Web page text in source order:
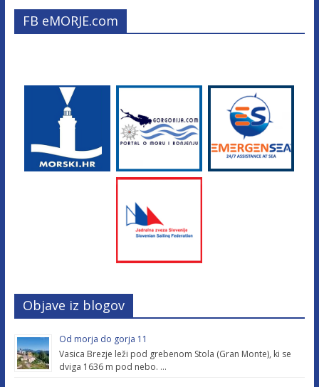
FB eMORJE.com
Objave iz blogov
Od morja do gorja 11
Vasica Brezje leži pod grebenom Stola (Gran Monte), ki se
dviga 1636 m pod nebo. …